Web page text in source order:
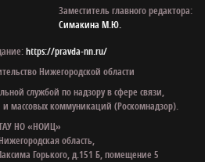
Заместитель главного редактора:
Симакина М.Ю.
https://pravda-nn.ru/
Нижегородской области
службой по надзору в сфере связи,
массовых коммуникаций (Роскомнадзор).
ГАУ НО «НОИЦ»
область,
Горького, д.151 Б, помещение 5